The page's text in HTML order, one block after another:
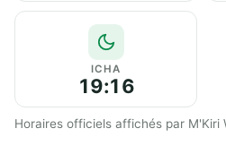
ICHA
19:16
Horaires officiels affichés par M'Kiri